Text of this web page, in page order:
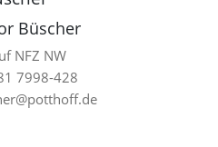
Büscher
NFZ NW
7998-428